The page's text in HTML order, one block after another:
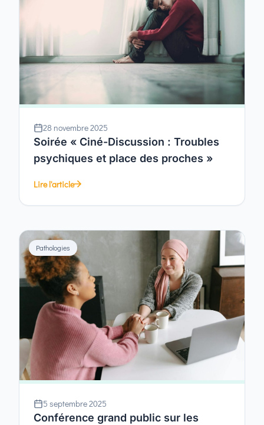
28 novembre 2025
Soirée « Ciné-Discussion : Troubles
psychiques et place des proches »
Lire l'article
Pathologies
5 septembre 2025
Conférence grand public sur les